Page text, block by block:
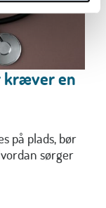
kræver en
på plads, bør
sørger